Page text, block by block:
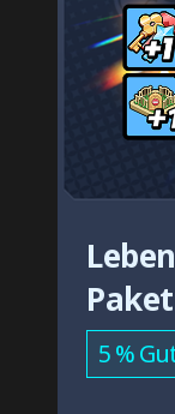
Paket
5 %